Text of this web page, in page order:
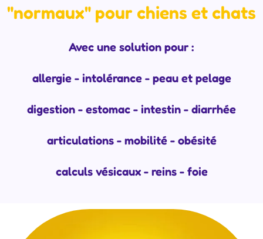
"normaux" pour chiens et chats
Avec une solution pour :
allergie - intolérance - peau et pelage
digestion - estomac - intestin - diarrhée
articulations - mobilité - obésité
calculs vésicaux - reins - foie